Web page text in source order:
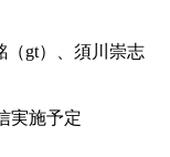
（gt）、須川崇志
実施予定